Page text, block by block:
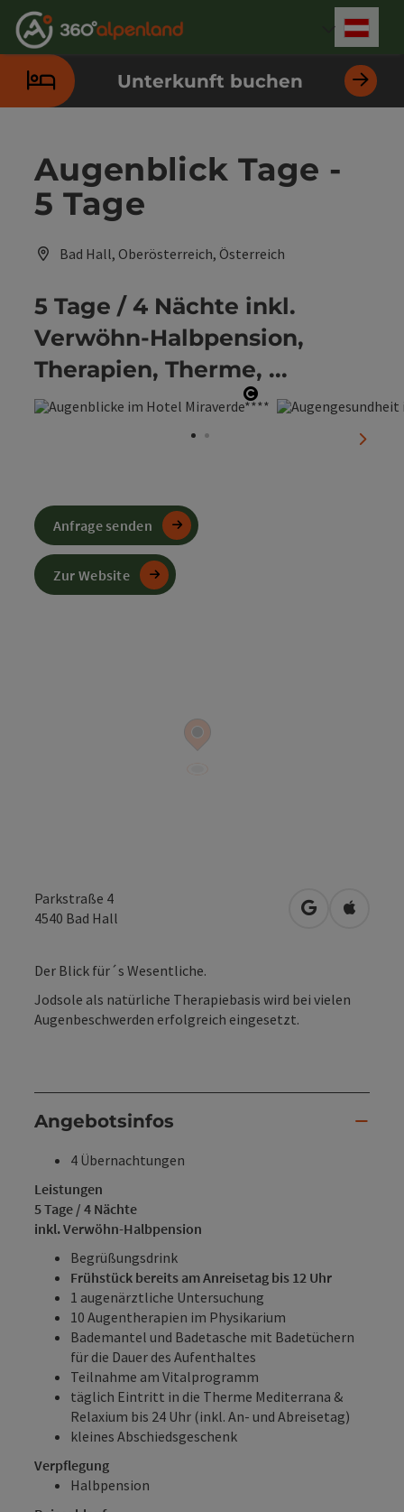
Zum Inhalt
Zur Navigation
Zum Seitenanfang
Zur Kontaktseite
Zur Suche
Zum Impressum
Zu den Hinweisen zur Bedienung der Website
Zur Startseite
Unterkunft buchen
Augenblick Tage -
5 Tage
Bad Hall, Oberösterreich, Österreich
5 Tage / 4 Nächte inkl.
Verwöhn-Halbpension,
Therapien, Therme, ...
Copyright öffnen
Parkstraße 4
4540 Bad Hall in Google
in
Der Blick für´s Wesentliche.
Jodsole als natürliche Therapiebasis wird bei vielen
Augenbeschwerden erfolgreich eingesetzt.
Angebotsinfos
4 Übernachtungen
Leistungen
5 Tage / 4 Nächte
inkl. Verwöhn-Halbpension
Begrüßungsdrink
Frühstück bereits am Anreisetag bis 12 Uhr
1 augenärztliche Untersuchung
10 Augentherapien im Physikarium
Bademantel und Badetasche mit Badetüchern
für die Dauer des Aufenthaltes
Teilnahme am Vitalprogramm
täglich Eintritt in die Therme Mediterrana &
Relaxium bis 24 Uhr (inkl. An- und Abreisetag)
kleines Abschiedsgeschenk
Verpflegung
Halbpension
Anfrage senden
Zur Website